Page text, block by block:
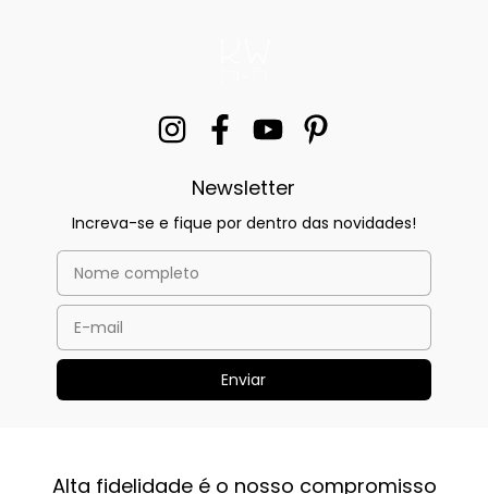
Newsletter
Increva-se e fique por dentro das novidades!
Alta fidelidade é o nosso compromisso